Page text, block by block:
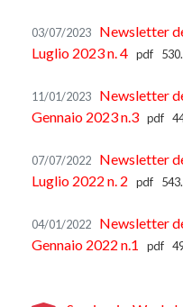
03/07/2023
Newsletter
Luglio 2023 n. 4 pdf
11/01/2023
Newsletter
Gennaio 2023 n.3 pdf
07/07/2022
Newsletter
Luglio 2022 n. 2
pdf
04/01/2022
Newsletter
Gennaio 2022 n.1
pdf